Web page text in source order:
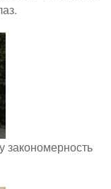
закономерность